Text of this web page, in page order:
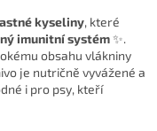
kyseliny, které
imunitní systém✨.
obsahu vlákniny
je nutričně vyvážené a
i pro psy, kteří